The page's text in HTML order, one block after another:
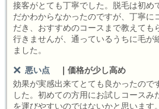
接客がとても丁寧でした。脱毛は初め
だかわからなかったのですが、丁寧に
だき、おすすめのコースまで教えても
行きませんが、通っているうちに毛が
ました。
悪い点
価格が少し高め
効果が実感出来てとても良かったので
した。初めての方用にお試しコースみ
を運びやすいのではないかと思います